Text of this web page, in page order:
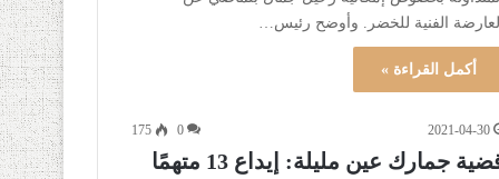
العارضة الفنية للخضر. وأوضح رئيس…
أكمل القراءة »
2021-04-30
0
175
قضية جمارك عين مليلة: إيداع 13 متهمًا